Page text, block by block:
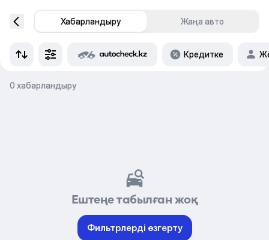
Хабарландыру Жаңа авто
Кредитке
0 хабарландыру
Ештеңе табылған жоқ
Фильтрлерді өзгерту